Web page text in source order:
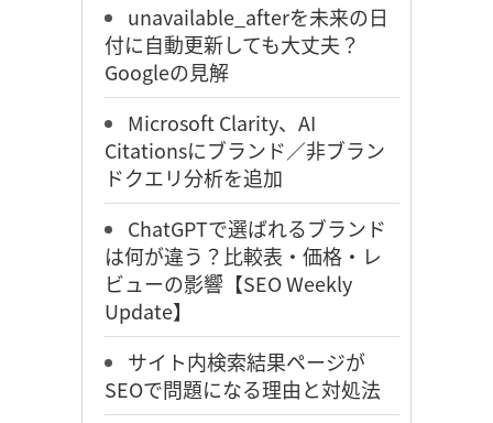
unavailable_afterを未来の日
付に自動更新しても大丈夫？
Googleの見解
Microsoft Clarity、AI
Citationsにブランド／非ブラン
ドクエリ分析を追加
ChatGPTで選ばれるブランド
は何が違う？比較表・価格・レ
ビューの影響【SEO Weekly
Update】
サイト内検索結果ページが
SEOで問題になる理由と対処法